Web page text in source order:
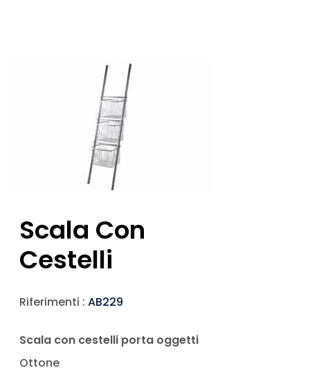
Scala Con
Cestelli
Riferimenti : AB229
Scala con cestelli porta oggetti
Ottone